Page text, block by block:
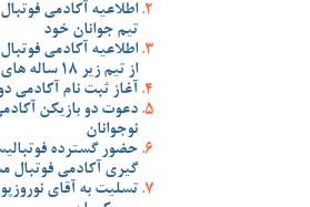
اطلاعیه آکادمی
تیم جوانان خود
اطلاعیه آکادمی
از تیم زیر 18 ساله های خود
آغاز ثبت نام
دعوت دو بازیکن
نوجوانان
حضور گسترده
گیری آکادمی فوتبال
تسلیت به آقای